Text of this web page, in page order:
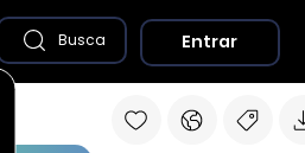
Busca Entrar